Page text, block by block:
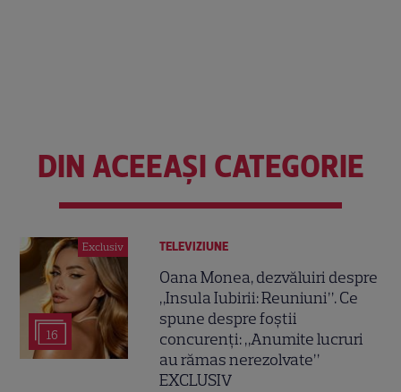
DIN ACEEAȘI CATEGORIE
Exclusiv
16
TELEVIZIUNE
Oana Monea, dezvăluiri despre
„Insula Iubirii: Reuniuni”. Ce
spune despre foștii
concurenți: „Anumite lucruri
au rămas nerezolvate”
EXCLUSIV